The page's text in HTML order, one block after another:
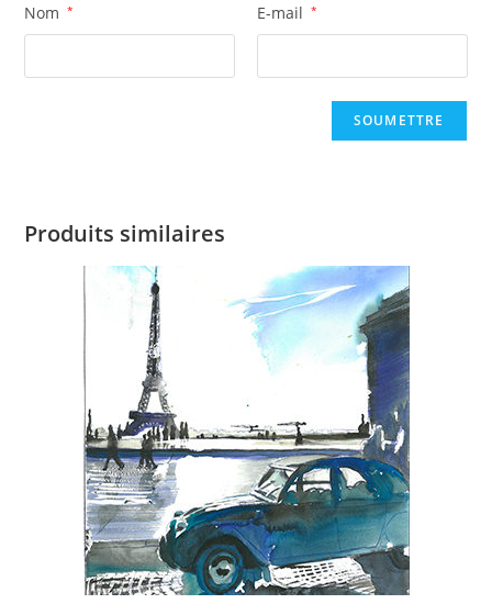
Nom * E-mail *
Produits similaires